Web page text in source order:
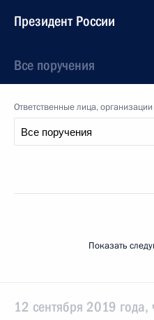
Президент России
Все поручения
Ответственные лица,
Показать
12 сентября 2019 года,